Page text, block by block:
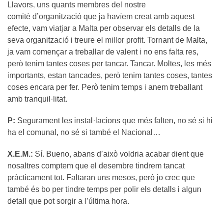
Llavors, uns quants membres del nostre
comitè d’organització que ja havíem creat amb aquest
efecte, vam viatjar a Malta per observar els detalls de la
seva organització i treure el millor profit. Tornant de Malta,
ja vam començar a treballar de valent i no ens falta res,
però tenim tantes coses per tancar. Tancar. Moltes, les més
importants, estan tancades, però tenim tantes coses, tantes
coses encara per fer. Però tenim temps i anem treballant
amb tranquil·litat.
P: Segurament les instal·lacions que més falten, no sé si hi
ha el comunal, no sé si també el Nacional…
X.E.M.: Sí. Bueno, abans d’això voldria acabar dient que
nosaltres comptem que el desembre tindrem tancat
pràcticament tot. Faltaran uns mesos, però jo crec que
també és bo per tindre temps per polir els detalls i algun
detall que pot sorgir a l’última hora.